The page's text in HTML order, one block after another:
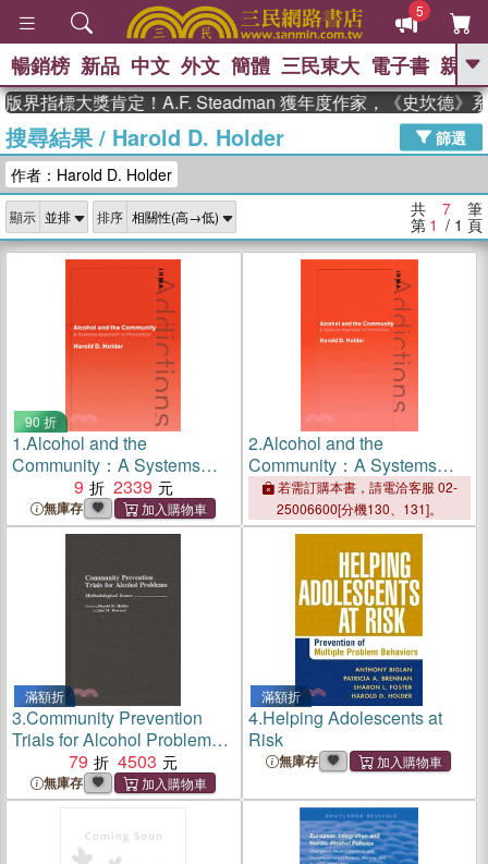
5
GO
熱搜： 東野圭吾 高希均教授回憶錄
、 The Odyssey 、 父親節 、 如果歷
獎 臺灣漫遊錄 、 方念華 、 台灣的李
登輝時代
數學女孩：黎曼猜想 、
偉大的迷走神經
暢銷榜 新品 中文 外文 簡體 三民東大 電子書 親子
界指標大獎肯定！A.F. Steadman 獲年度作家，《史坎德》系
搜尋結果/ Harold D. Holder
篩選
作者：Harold D. Holder
顯示 排序 共 7 筆
第 1 / 1 頁
90 折
1.Alcohol and the
Community：A Systems
Approach to Prevention
9 2339
無庫存
2.Alcohol and the
Community：A Systems
Approach to Prevention
若需訂購本書，請電洽客服 02-
25006600[分機130、131]。
滿額折
3.Community Prevention
Trials for Alcohol Problems
― Methodological Issues
79 4503
無庫存
滿額折
4.Helping Adolescents at
Risk
無庫存